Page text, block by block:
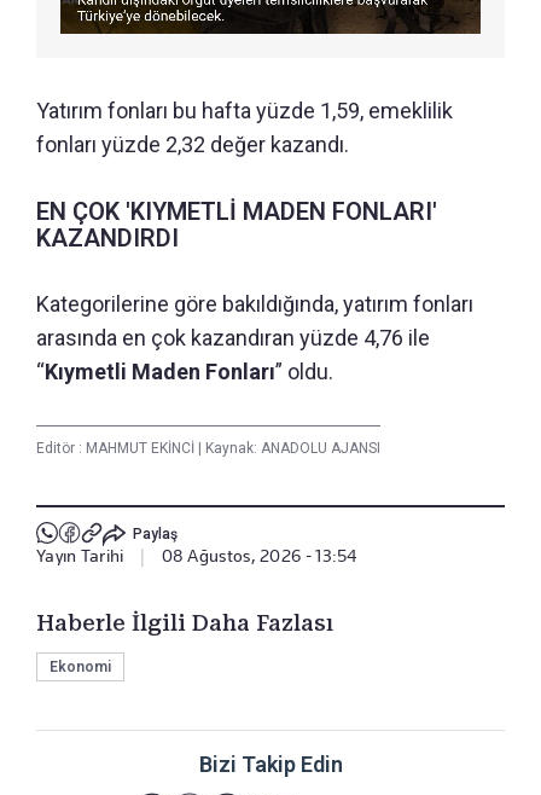
Yatırım fonları bu hafta yüzde 1,59, emeklilik
fonları yüzde 2,32 değer kazandı.
EN ÇOK 'KIYMETLİ MADEN FONLARI'
KAZANDIRDI
Kategorilerine göre bakıldığında, yatırım fonları
arasında en çok kazandıran yüzde 4,76 ile
“Kıymetli Maden Fonları” oldu.
Editör : MAHMUT EKİNCİ | Kaynak: ANADOLU AJANSI
Paylaş
Yayın Tarihi 08 Ağustos, 2026 - 13:54
Haberle İlgili Daha Fazlası
Ekonomi
Bizi Takip Edin